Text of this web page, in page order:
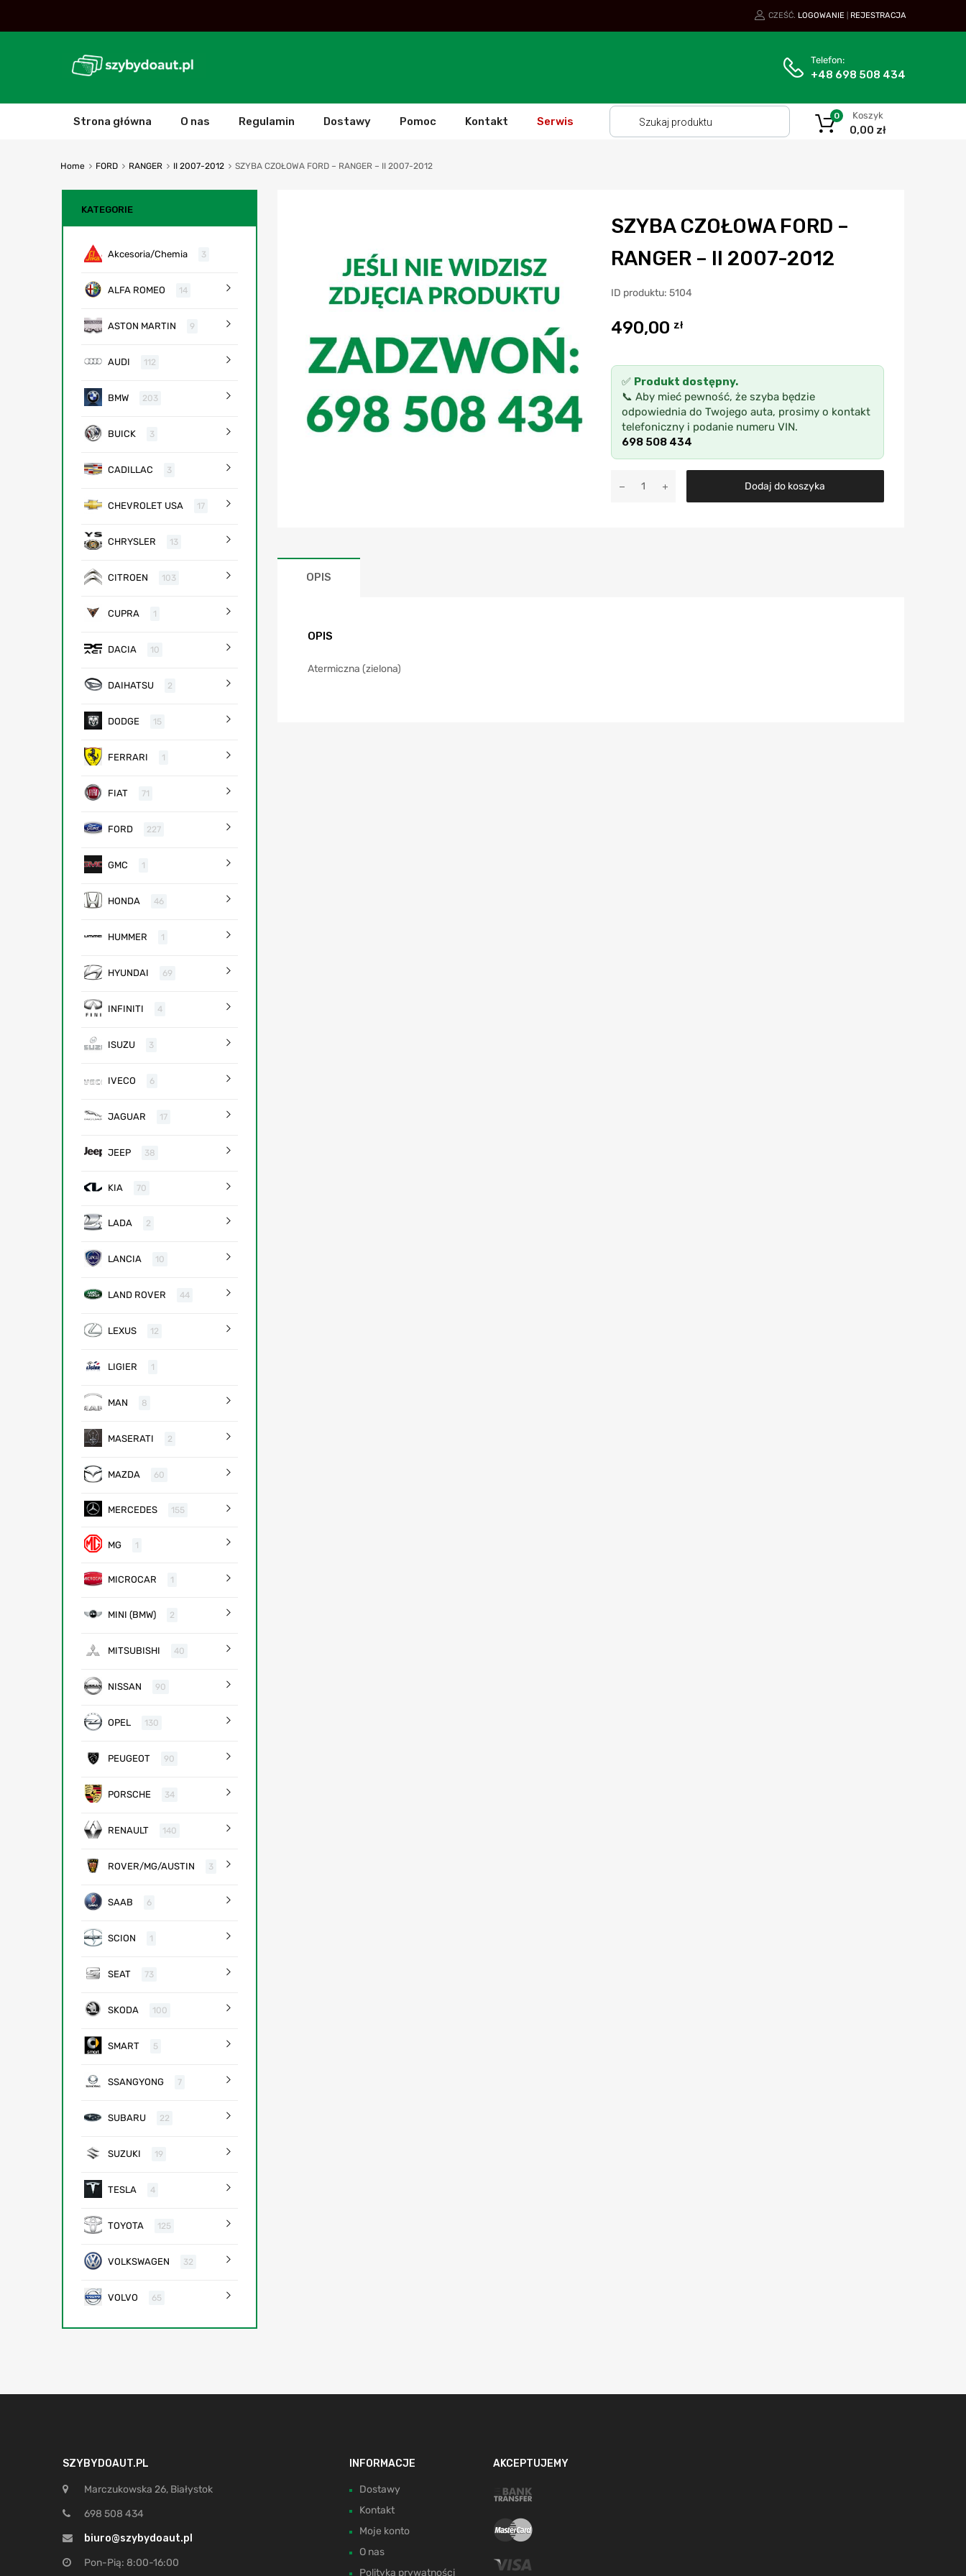
CZEŚĆ. LOGOWANIE REJESTRACJA
Telefon:
+48 698 508 434
Strona główna O nas Regulamin Dostawy Pomoc Kontakt Serwis Koszyk
0,00 zł
0
Home FORD RANGER II 2007-2012 SZYBA CZOŁOWA FORD – RANGER – II 2007-2012
SZYBA CZOŁOWA FORD –
RANGER – II 2007-2012
ID produktu: 5104
490,00 zł
✅ Produkt dostępny.
📞 Aby mieć pewność, że szyba będzie
odpowiednia do Twojego auta, prosimy o kontakt
telefoniczny i podanie numeru VIN.
698 508 434
Dodaj do koszyka
OPIS
OPIS
Atermiczna (zielona)
KATEGORIE
Akcesoria/Chemia 3
ALFA ROMEO 14
ASTON MARTIN 9
AUDI 112
BMW 203
BUICK 3
CADILLAC 3
CHEVROLET USA 17
CHRYSLER 13
CITROEN 103
CUPRA 1
DACIA 10
DAIHATSU 2
DODGE 15
FERRARI 1
FIAT 71
FORD 227
GMC 1
HONDA 46
HUMMER 1
HYUNDAI 69
INFINITI 4
ISUZU 3
IVECO 6
JAGUAR 17
JEEP 38
KIA 70
LADA 2
LANCIA 10
LAND ROVER 44
LEXUS 12
LIGIER 1
MAN 8
MASERATI 2
MAZDA 60
MERCEDES 155
MG 1
MICROCAR 1
MINI (BMW) 2
MITSUBISHI 40
NISSAN 90
OPEL 130
PEUGEOT 90
PORSCHE 34
RENAULT 140
ROVER/MG/AUSTIN 3
SAAB 6
SCION 1
SEAT 73
SKODA 100
SMART 5
SSANGYONG 7
SUBARU 22
SUZUKI 19
TESLA 4
TOYOTA 125
VOLKSWAGEN 32
VOLVO 65
SZYBYDOAUT.PL
Marczukowska 26, Białystok
698 508 434
biuro@szybydoaut.pl
Pon-Pią: 8:00-16:00
INFORMACJE
Dostawy
Kontakt
Moje konto
O nas
Polityka prywatności
AKCEPTUJEMY